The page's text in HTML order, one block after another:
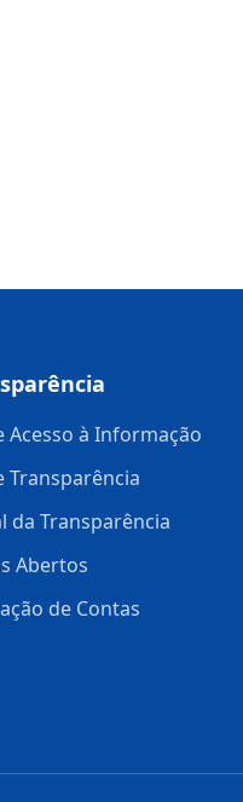
Acesso à Informação
Transparência
da Transparência
Abertos
de Contas